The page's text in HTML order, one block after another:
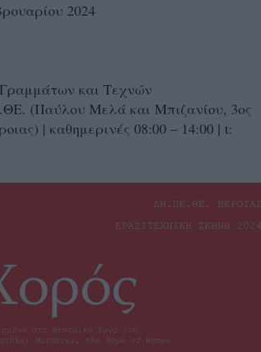
2024
και Τεχνών
(Παύλου Μελά και Μπιζανίου, 3ος
| καθημερινές 08:00 – 14:00 | t: